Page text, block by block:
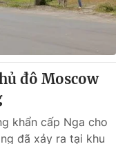
đô Moscow
khẩn cấp Nga cho
đã xảy ra tại khu